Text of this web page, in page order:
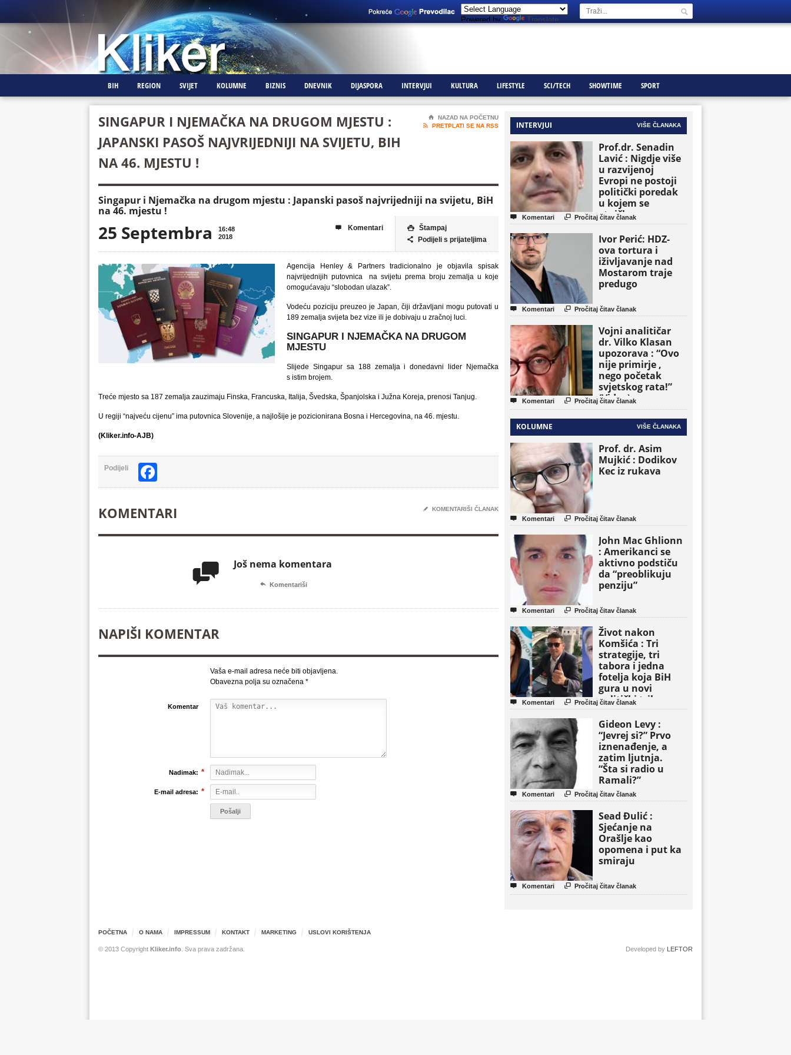
Powered by Translate
BIH REGION SVIJET KOLUMNE BIZNIS DNEVNIK DIJASPORA INTERVJUI KULTURA LIFESTYLE SCI/TECH SHOWTIME SPORT
SINGAPUR I NJEMAČKA NA DRUGOM MJESTU :
JAPANSKI PASOŠ NAJVRIJEDNIJI NA SVIJETU, BIH
NA 46. MJESTU !
⌂
NAZAD NA POČETNU

PRETPLATI SE NA RSS
Singapur i Njemačka na drugom mjestu : Japanski pasoš najvrijedniji na svijetu, BiH
na 46. mjestu !
25 Septembra
16:48
2018
 Štampaj
 Podijeli s prijateljima
 Komentari
Agencija Henley & Partners tradicionalno je objavila spisak
najvrijednijih putovnica na svijetu prema broju zemalja u koje
omogućavaju “slobodan ulazak”.
Vodeću poziciju preuzeo je Japan, čiji državljani mogu putovati u
189 zemalja svijeta bez vize ili je dobivaju u zračnoj luci.
SINGAPUR I NJEMAČKA NA DRUGOM
MJESTU
Slijede Singapur sa 188 zemalja i donedavni lider Njemačka
s istim brojem.
Treće mjesto sa 187 zemalja zauzimaju Finska, Francuska, Italija, Švedska, Španjolska i Južna Koreja, prenosi Tanjug.
U regiji “najveću cijenu” ima putovnica Slovenije, a najlošije je pozicionirana Bosna i Hercegovina, na 46. mjestu.
(Kliker.info-AJB)
Podijeli
KOMENTARI ✎ KOMENTARIŠI ČLANAK
 Još nema komentara
 Komentariši
NAPIŠI KOMENTAR
Vaša e-mail adresa neće biti objavljena.
Obavezna polja su označena *
Komentar
Nadimak: *
E-mail adresa: *
INTERVJUI VIŠE ČLANAKA
Prof.dr. Senadin
Lavić : Nigdje više
u razvijenoj
Evropi ne postoji
politički poredak
u kojem se
etničke grupe
pojavljuju kao
osnovne političke
jedinice
 Komentari  Pročitaj čitav članak
Ivor Perić: HDZ-
ova tortura i
iživljavanje nad
Mostarom traje
predugo
 Komentari  Pročitaj čitav članak
Vojni analitičar
dr. Vilko Klasan
upozorava : “Ovo
nije primirje ,
nego početak
svjetskog rata!”
(Video)
 Komentari  Pročitaj čitav članak
KOLUMNE VIŠE ČLANAKA
Prof. dr. Asim
Mujkić : Dodikov
Kec iz rukava
 Komentari  Pročitaj čitav članak
John Mac Ghlionn
: Amerikanci se
aktivno podstiču
da “preoblikuju
penziju”
 Komentari  Pročitaj čitav članak
Život nakon
Komšića : Tri
strategije, tri
tabora i jedna
fotelja koja BiH
gura u novi
politički triler
 Komentari  Pročitaj čitav članak
Gideon Levy :
“Jevrej si?” Prvo
iznenađenje, a
zatim ljutnja.
“Šta si radio u
Ramali?”
 Komentari  Pročitaj čitav članak
Sead Đulić :
Sjećanje na
Orašlje kao
opomena i put ka
smiraju
 Komentari  Pročitaj čitav članak
POČETNA O NAMA IMPRESSUM KONTAKT MARKETING USLOVI KORIŠTENJA
© 2013 Copyright Kliker.info. Sva prava zadržana. Developed by LEFTOR